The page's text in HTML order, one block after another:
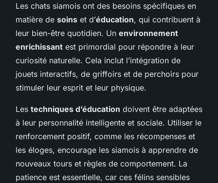
Les chats siamois ont des besoins spécifiques en
matière de soins et d’éducation, qui contribuent à
leur bien-être quotidien. Un environnement
enrichissant est primordial pour répondre à leur
curiosité naturelle. Cela inclut l’intégration de
jouets interactifs, de griffoirs et de perchoirs pour
stimuler leur esprit et leur physique.
Les techniques d’éducation doivent être adaptées
à leur personnalité intelligente et sociale. Utiliser le
renforcement positif, comme les récompenses et
les éloges, encourage les siamois à apprendre de
nouveaux tours et règles de comportement. La
patience est essentielle, car ces félins sensibles